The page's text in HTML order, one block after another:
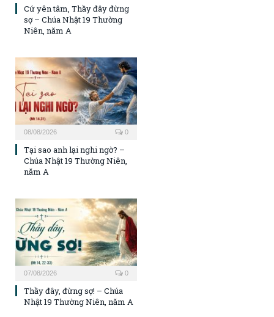
Cứ yên tâm, Thầy đây đừng
sợ – Chúa Nhật 19 Thường
Niên, năm A
08/08/2026 0
Tại sao anh lại nghi ngờ? –
Chúa Nhật 19 Thường Niên,
năm A
07/08/2026 0
Thầy đây, đừng sợ! – Chúa
Nhật 19 Thường Niên, năm A